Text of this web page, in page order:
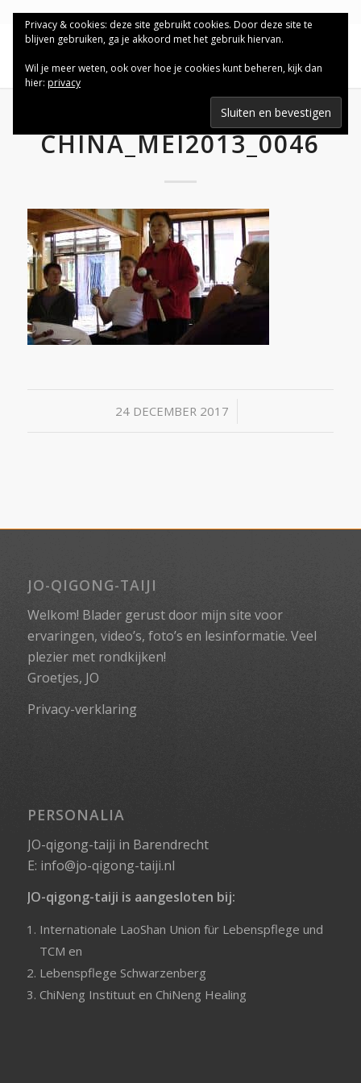
CHINA_MEI2013_0046
24 DECEMBER 2017
/
JO-QIGONG-TAIJI
Welkom! Blader gerust door mijn site voor
ervaringen, video’s, foto’s en lesinformatie. Veel
plezier met rondkijken!
Groetjes, JO
Privacy-verklaring
PERSONALIA
JO-qigong-taiji in Barendrecht
E: info@jo-qigong-taiji.nl
JO-qigong-taiji is aangesloten bij:
Internationale LaoShan Union für Lebenspflege und
TCM en
Lebenspflege Schwarzenberg
ChiNeng Instituuten ChiNeng Healing
Privacy & cookies: deze site gebruikt cookies. Door deze site te
blijven gebruiken, ga je akkoord met het gebruik hiervan.
Wil je meer weten, ook over hoe je cookies kunt beheren, kijk dan
hier: privacy